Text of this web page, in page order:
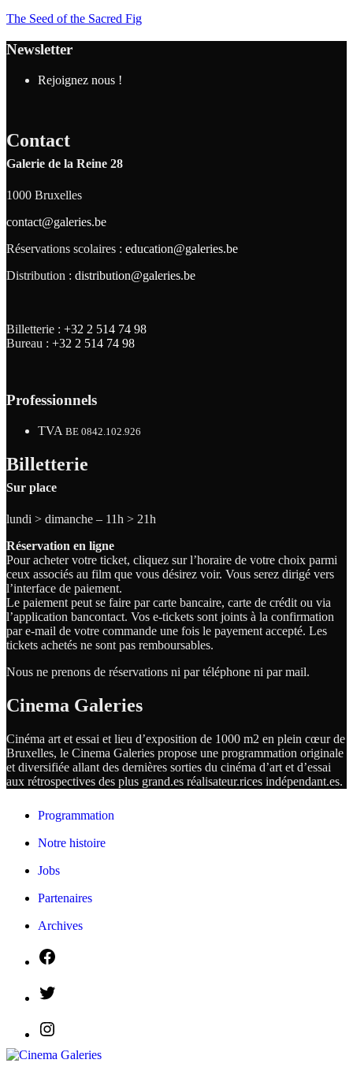
The Seed of the Sacred Fig
Newsletter
Rejoignez nous !
Contact
Galerie de la Reine 28
1000 Bruxelles
contact@galeries.be
Réservations scolaires : education@galeries.be
Distribution : distribution@galeries.be
Billetterie : +32 2 514 74 98
Bureau : +32 2 514 74 98
Professionnels
TVA BE 0842.102.926
Billetterie
Sur place
lundi > dimanche – 11h > 21h
Réservation en ligne
Pour acheter votre ticket, cliquez sur l’horaire de votre choix parmi
ceux associés au film que vous désirez voir. Vous serez dirigé vers
l’interface de paiement.
Le paiement peut se faire par carte bancaire, carte de crédit ou via
l’application bancontact. Vos e-tickets sont joints à la confirmation
par e-mail de votre commande une fois le payement accepté. Les
tickets achetés ne sont pas remboursables.
Nous ne prenons de réservations ni par téléphone ni par mail.
Cinema Galeries
Cinéma art et essai et lieu d’exposition de 1000 m2 en plein cœur de
Bruxelles, le Cinema Galeries propose une programmation originale
et diversifiée allant des dernières sorties du cinéma d’art et d’essai
aux rétrospectives des plus grand.es réalisateur.rices indépendant.es.
Programmation
Notre histoire
Jobs
Partenaires
Archives